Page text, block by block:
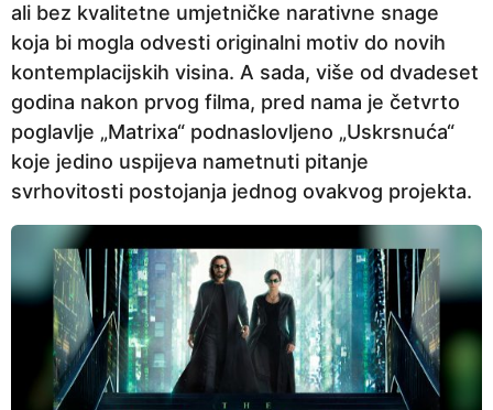
ali bez kvalitetne umjetničke narativne snage
koja bi mogla odvesti originalni motiv do novih
kontemplacijskih visina. A sada, više od dvadeset
godina nakon prvog filma, pred nama je četvrto
poglavlje „Matrixa“ podnaslovljeno „Uskrsnuća“
koje jedino uspijeva nametnuti pitanje
svrhovitosti postojanja jednog ovakvog projekta.